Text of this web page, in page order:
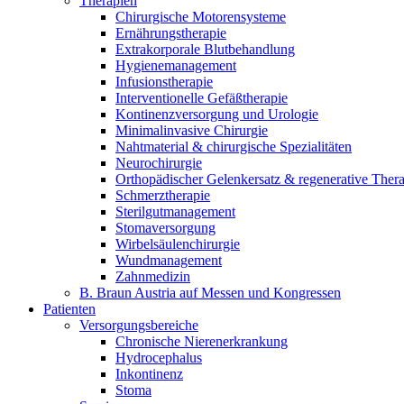
Home Care
Finden Sie Ihren Job
Entdecken Sie Ihre Karrierechancen bei B. Braun.
Kontakt
Chirurgische Motorensysteme
Ernährungstherapie
Extrakorporale Blutbehandlung
Hygienemanagement
Infusionstherapie
Interventionelle Gefäßtherapie
Kontinenzversorgung und Urologie
Minimalinvasive Chirurgie
Nahtmaterial & chirurgische Spezialitäten
Neurochirurgie
Orthopädischer Gelenkersatz & regenerative
Schmerztherapie
Sterilgutmanagement
Stomaversorgung
Wirbelsäulenchirurgie
Wundmanagement
Zahnmedizin
B. Braun Austria auf Messen und Kongressen
Patienten
Versorgungsbereiche
Chronische Nierenerkrankung
Hydrocephalus
Inkontinenz
Stoma